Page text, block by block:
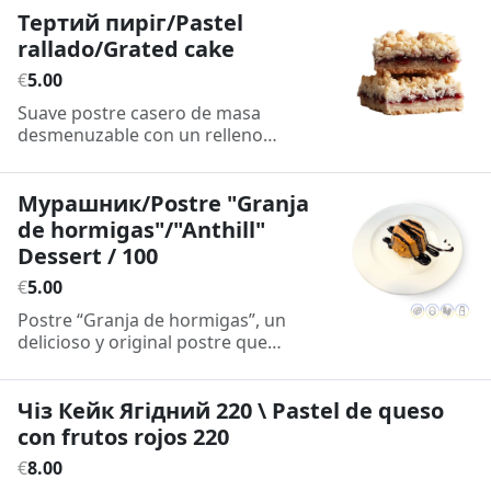
Тертий пиріг/Pastel
rallado/Grated cake
€5.00
Suave postre casero de masa
desmenuzable con un relleno
dessert with crumbly pastry and a
fragrant filling.
Мурашник/Postre "Granja
de hormigas"/"Anthill"
Dessert / 100
€5.00
Postre “Granja de hormigas”, un
delicioso y original postre que
dulce de leche, creando una mezcla
suave y dulce, perfecta para los
amantes de los sabores clásicos con
un toque único./“Ant Hill” dessert, a
delicious and original treat that
Чіз Кейк Ягідний 220 \ Pastel de queso
con frutos rojos 220
€8.00